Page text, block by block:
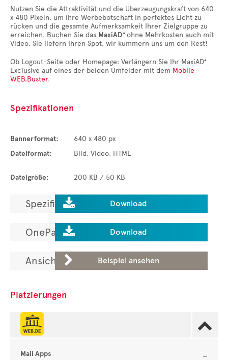
Nutzen Sie die Attraktivität und die Überzeugungskraft von 640
x 480 Pixeln, um Ihre Werbebotschaft in perfektes Licht zu
rücken und die gesamte Aufmerksamkeit Ihrer Zielgruppe zu
erreichen. Buchen Sie das MaxiAD⁺ohne Mehrkosten auch mit
Video. Sie liefern Ihren Spot, wir kümmern uns um den Rest!
Ob Logout-Seite oder Homepage: Verlängern Sie Ihr MaxiAD⁺
Exclusive auf eines der beiden Umfelder mit dem Mobile
WEB.Buster.
Spezifikationen
Bannerformat:
640 x 480 px
Dateiformat:
Bild, Video, HTML
Dateigröße: 200 KB / 50 KB
Spezifikationen laden.
 Download
OnePager laden.
 Download
Ansicht in der ADGallery.
 Beispiel ansehen
Platzierungen

Mail Apps